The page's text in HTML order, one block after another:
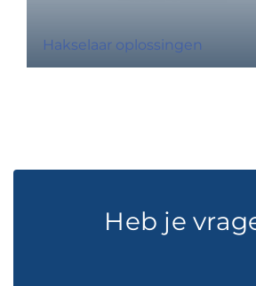
Hakselaar oplossingen
Heb je